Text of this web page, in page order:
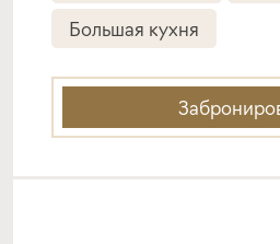
Большая кухня